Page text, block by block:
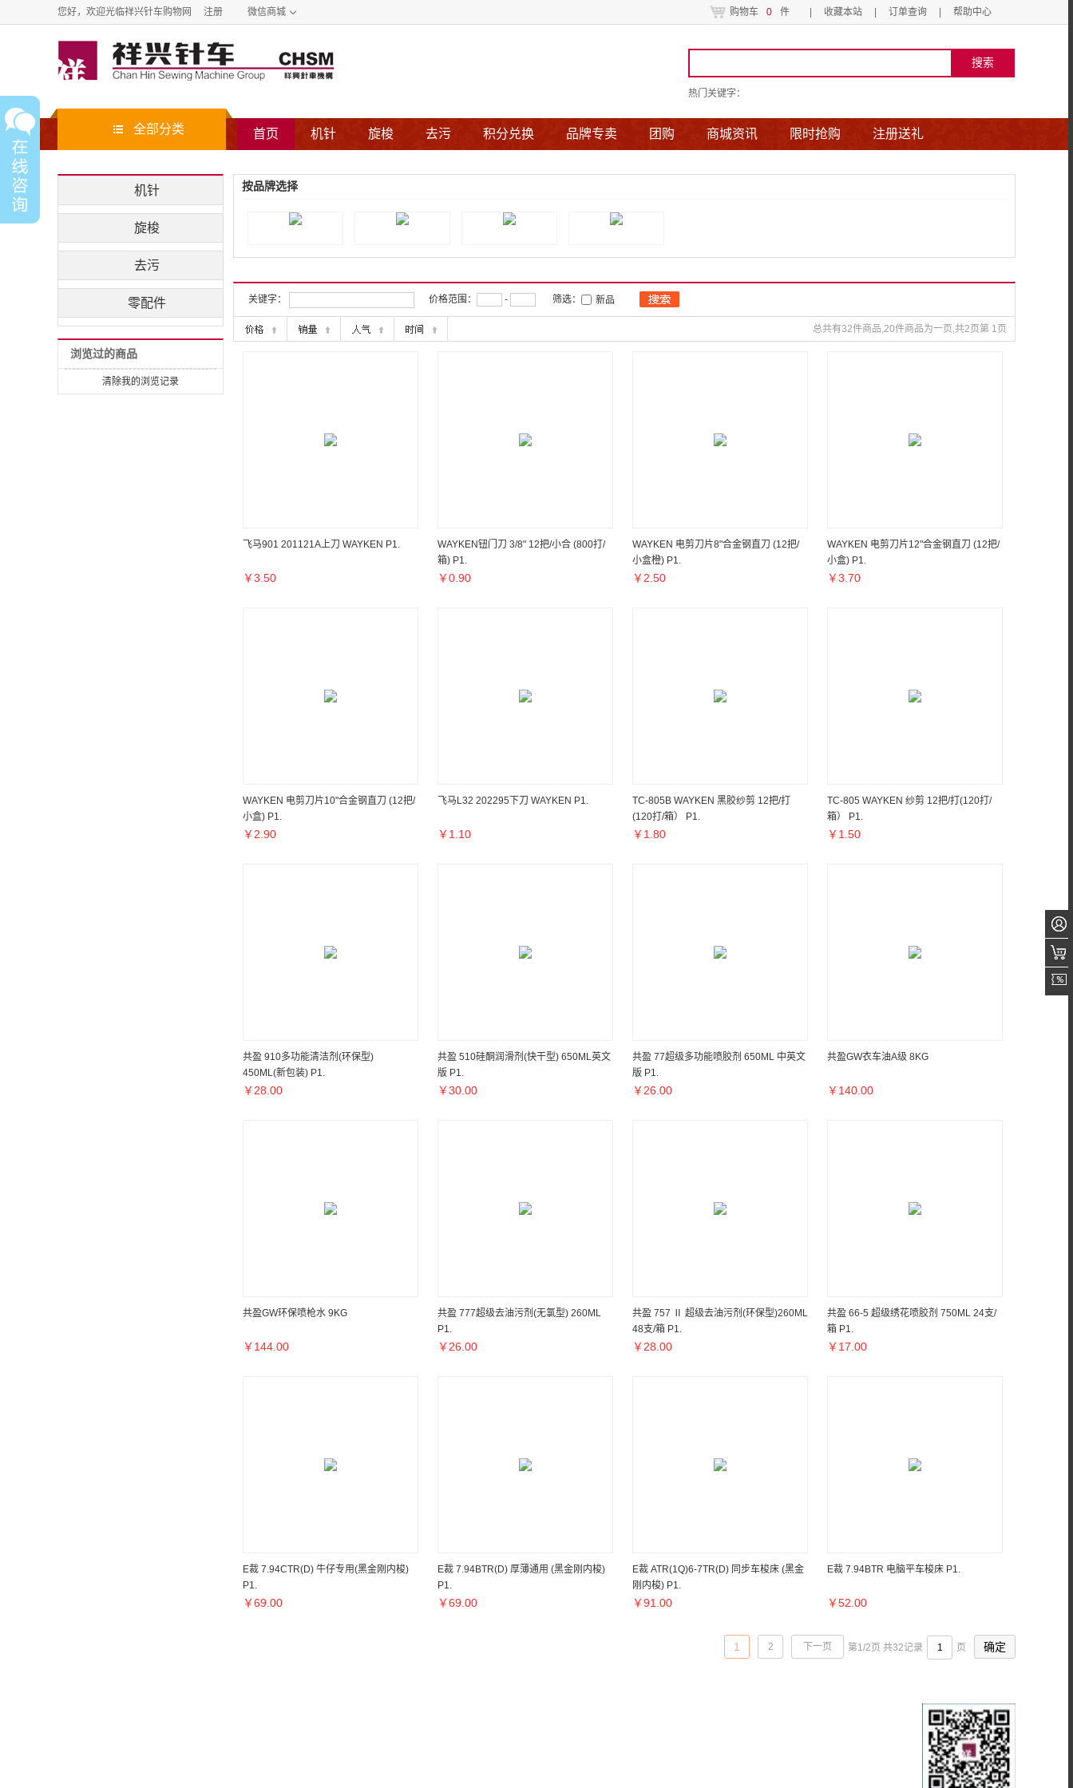
您好，欢迎光临祥兴针车购物网 注册 微信商城 购物车 0 件 收藏本站 订单查询 帮助中心
热门关键字：
全部分类 首页 机针 旋梭 去污 积分兑换 品牌专卖 团购 商城资讯 限时抢购 注册送礼
机针
旋梭
去污
零配件
浏览过的商品
清除我的浏览记录
按品牌选择
关键字： 价格范围： - 筛选： 新品
总共有32件商品,20件商品为一页,共2页第 1页
飞马901 201121A上刀 WAYKEN P1.
￥3.50
WAYKEN钮门刀 3/8" 12把/小合 (800打/
箱) P1.
￥0.90
WAYKEN 电剪刀片8"合金钢直刀 (12把/
小盒橙) P1.
￥2.50
WAYKEN 电剪刀片12"合金钢直刀 (12把/
小盒) P1.
￥3.70
WAYKEN 电剪刀片10"合金钢直刀 (12把/
小盒) P1.
￥2.90
飞马L32 202295下刀 WAYKEN P1.
￥ 1.10
TC-805B WAYKEN 黑胶纱剪 12把/打
(120打/箱） P1.
￥ 1.80
TC-805 WAYKEN 纱剪 12把/打(120打/
箱） P1.
￥ 1.50
共盈 910多功能清洁剂(环保型)
450ML(新包装) P1.
￥28.00
共盈 510硅酮润滑剂(快干型) 650ML英文
版 P1.
￥30.00
共盈 77超级多功能喷胶剂 650ML 中英文
版 P1.
￥26.00
共盈GW衣车油A级 8KG
￥ 140.00
共盈GW环保喷枪水 9KG
￥ 144.00
共盈 777超级去油污剂(无氯型) 260ML
P1.
￥26.00
共盈 757 Ⅱ 超级去油污剂(环保型)260ML
48支/箱 P1.
￥28.00
共盈 66-5 超级绣花喷胶剂 750ML 24支/
箱 P1.
￥ 17.00
E裁 7.94CTR(D) 牛仔专用(黑金刚内梭)
P1.
￥69.00
E裁 7.94BTR(D) 厚薄通用 (黑金刚内梭)
P1.
￥69.00
E裁 ATR(1Q)6-7TR(D) 同步车梭床 (黑金
刚内梭) P1.
￥91.00
E裁 7.94BTR 电脑平车梭床 P1.
￥52.00
1 2 下一页 第1/2页 共32记录 页